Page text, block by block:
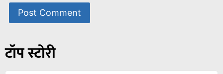
टॉप स्टोरी